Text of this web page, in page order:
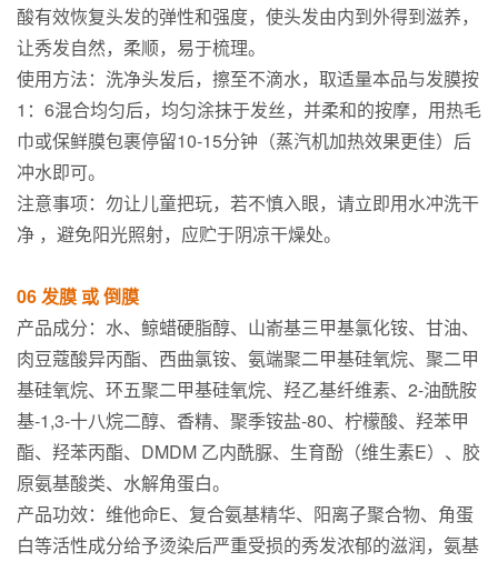
酸有效恢复头发的弹性和强度，使头发由内到外得到滋养，
让秀发自然，柔顺，易于梳理。
使用方法：洗净头发后，擦至不滴水，取适量本品与发膜按
1：6混合均匀后，均匀涂抹于发丝，并柔和的按摩，用热毛
巾或保鲜膜包裹停留10-15分钟（蒸汽机加热效果更佳）后
冲水即可。
注意事项：勿让儿童把玩，若不慎入眼，请立即用水冲洗干
净 ，避免阳光照射，应贮于阴凉干燥处。
06 发膜 或 倒膜
产品成分：水、鲸蜡硬脂醇、山嵛基三甲基氯化铵、甘油、
肉豆蔻酸异丙酯、西曲氯铵、氨端聚二甲基硅氧烷、聚二甲
基硅氧烷、环五聚二甲基硅氧烷、羟乙基纤维素、2-油酰胺
基-1,3-十八烷二醇、香精、聚季铵盐-80、柠檬酸、羟苯甲
酯、羟苯丙酯、DMDM 乙内酰脲、生育酚（维生素E）、胶
原氨基酸类、水解角蛋白。
产品功效：维他命E、复合氨基精华、阳离子聚合物、角蛋
白等活性成分给予烫染后严重受损的秀发浓郁的滋润，氨基